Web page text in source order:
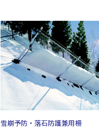
雪崩予防・落石防護兼用柵